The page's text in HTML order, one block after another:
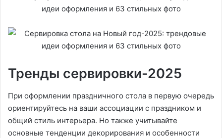
Тренды сервировки-2025
При оформлении праздничного стола в первую очередь
ориентируйтесь на ваши ассоциации с праздником и
общий стиль интерьера. Но также учитывайте
основные тенденции декорирования и особенности